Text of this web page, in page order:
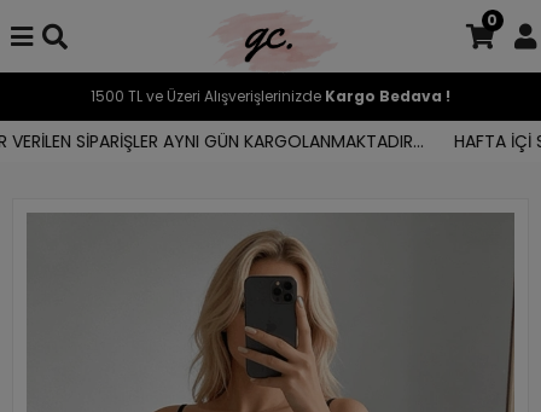
SİPARİŞLER AYNI GÜN KARGOLANMAKTADIR... HAFTA İÇİ
0
1500 TL ve Üzeri Alışverişlerinizde Kargo Bedava !